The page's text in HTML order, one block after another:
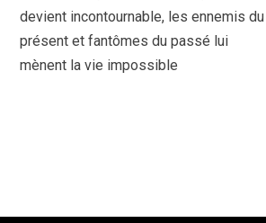
devient incontournable, les ennemis du
présent et fantômes du passé lui
mènent la vie impossible